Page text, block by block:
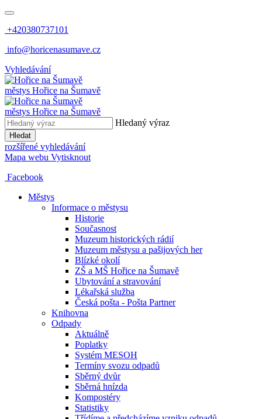
+420380737101
info@horicenasumave.cz
Vyhledávání
městys Hořice na Šumavě
městys Hořice na Šumavě
Hledaný výraz
Hledat
rozšířené vyhledávání
Mapa webu Vytisknout
Facebook
Městys
Informace o městysu
Historie
Současnost
Muzeum historických rádií
Muzeum městysu a pašijových her
Blízké okolí
ZŠ a MŠ Hořice na Šumavě
Ubytování a stravování
Lékařská služba
Česká pošta - Pošta Partner
Knihovna
Odpady
Aktuálně
Poplatky
Systém MESOH
Termíny svozu odpadů
Sběrný dvůr
Sběrná hnízda
Kompostéry
Statistiky